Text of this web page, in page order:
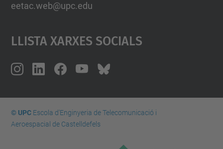
eetac.web@upc.edu
Llista Xarxes Socials
© UPCEscola d'Enginyeria de Telecomunicació i
Aeroespacial de Castelldefels